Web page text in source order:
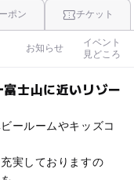
ポン チケット
お知らせ
イベント
見どころ
士山に近いリゾー
ールームやキッズコ
実しておりますの